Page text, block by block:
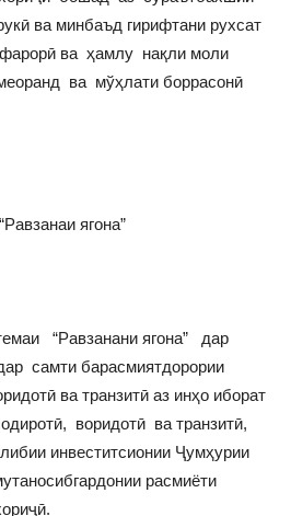
ва минбаъд гирифтани рухсат
ва ҳамлу нақли моли
ва мўҳлати боррасонӣ
ягона”
“Равзанани ягона” дар
самти барасмиятдорории
ва транзитӣ аз инҳо иборат
воридотӣ ва транзитӣ,
инвеститсионии Ҷумҳурии
расмиёти